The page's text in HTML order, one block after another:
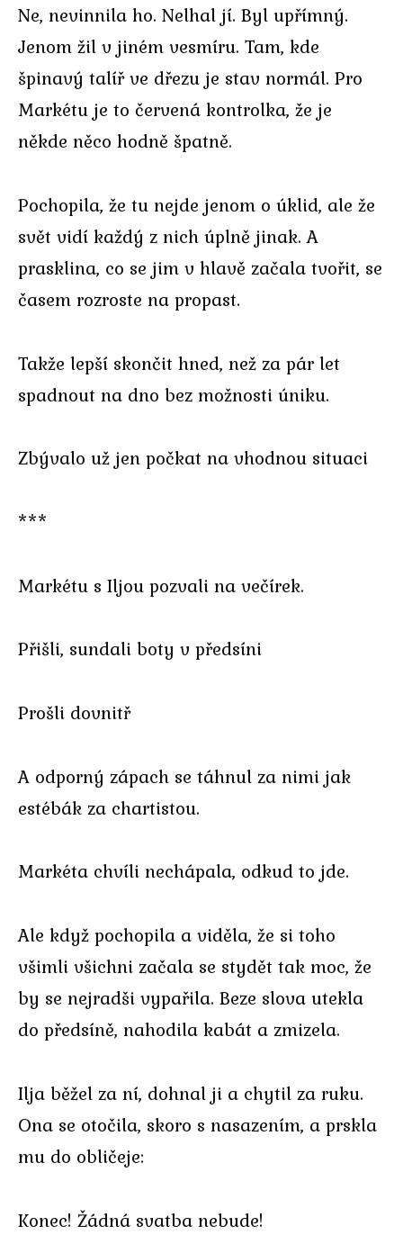
Ne, nevinnila ho. Nelhal jí. Byl upřímný.
Jenom žil v jiném vesmíru. Tam, kde
špinavý talíř ve dřezu je stav normál. Pro
Markétu je to červená kontrolka, že je
někde něco hodně špatně.
Pochopila, že tu nejde jenom o úklid, ale že
svět vidí každý z nich úplně jinak. A
prasklina, co se jim v hlavě začala tvořit, se
časem rozroste na propast.
Takže lepší skončit hned, než za pár let
spadnout na dno bez možnosti úniku.
Zbývalo už jen počkat na vhodnou situaci
***
Markétu s Iljou pozvali na večírek.
Přišli, sundali boty v předsíni
Prošli dovnitř
A odporný zápach se táhnul za nimi jak
estébák za chartistou.
Markéta chvíli nechápala, odkud to jde.
Ale když pochopila a viděla, že si toho
všimli všichni začala se stydět tak moc, že
by se nejradši vypařila. Beze slova utekla
do předsíně, nahodila kabát a zmizela.
Ilja běžel za ní, dohnal ji a chytil za ruku.
Ona se otočila, skoro s nasazením, a prskla
mu do obličeje:
Konec! Žádná svatba nebude!